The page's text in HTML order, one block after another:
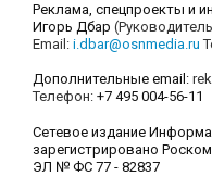
Реклама, спецпроекты и
Игорь Дбар
Email: i.dbar@osnmedia.ru
Дополнительные email:
Телефон: +7 495 004-56-11
Сетевое издание
зарегистрировано
ЭЛ № ФС 77 - 82837